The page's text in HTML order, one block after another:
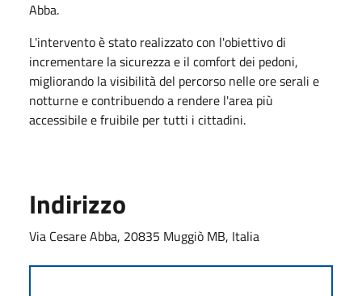
Abba.
L'intervento è stato realizzato con l'obiettivo di
incrementare la sicurezza e il comfort dei pedoni,
migliorando la visibilità del percorso nelle ore serali e
notturne e contribuendo a rendere l'area più
accessibile e fruibile per tutti i cittadini.
Indirizzo
Via Cesare Abba, 20835 Muggiò MB, Italia